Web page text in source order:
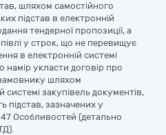
шляхом самостійного
підстав в електронній
тендерної пропозиції, а
у строк, що не перевищує
в електронній системі
намір укласти договір про
шляхом
закупівель документів,
підстав, зазначених у
47 Особливостей (детально